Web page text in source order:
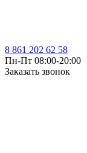
8 861 202 62 58
Пн-Пт 08:00-20:00
Заказать звонок